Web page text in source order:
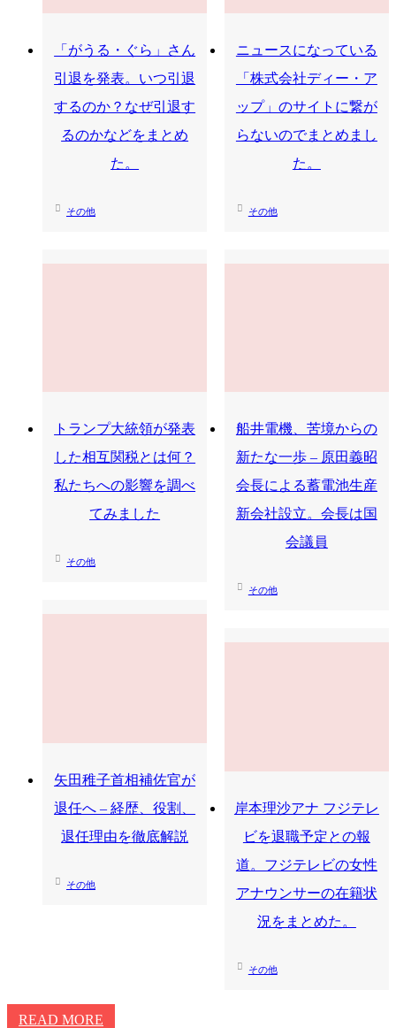
「がうる・ぐら」さん
引退を発表。いつ引退
するのか？なぜ引退す
るのかなどをまとめ
た。
その他
ニュースになっている
「株式会社ディー・ア
ップ」のサイトに繋が
らないのでまとめまし
た。
その他
トランプ大統領が発表
した相互関税とは何？
私たちへの影響を調べ
てみました
その他
船井電機、苦境からの
新たな一歩 – 原田義昭
会長による蓄電池生産
新会社設立。会長は国
会議員
その他
矢田稚子首相補佐官が
退任へ – 経歴、役割、
退任理由を徹底解説
その他
岸本理沙アナ フジテレ
ビを退職予定との報
道。フジテレビの女性
アナウンサーの在籍状
況をまとめた。
その他
READ MORE